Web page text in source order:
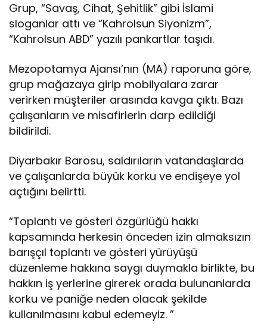
Grup, “Savaş, Cihat, Şehitlik” gibi İslami
sloganlar attı ve “Kahrolsun Siyonizm”,
“Kahrolsun ABD” yazılı pankartlar taşıdı.
Mezopotamya Ajansı’nın (MA) raporuna göre,
grup mağazaya girip mobilyalara zarar
verirken müşteriler arasında kavga çıktı. Bazı
çalışanların ve misafirlerin darp edildiği
bildirildi.
Diyarbakır Barosu, saldırıların vatandaşlarda
ve çalışanlarda büyük korku ve endişeye yol
açtığını belirtti.
“Toplantı ve gösteri özgürlüğü hakkı
kapsamında herkesin önceden izin almaksızın
barışçıl toplantı ve gösteri yürüyüşü
düzenleme hakkına saygı duymakla birlikte, bu
hakkın iş yerlerine girerek orada bulunanlarda
korku ve paniğe neden olacak şekilde
kullanılmasını kabul edemeyiz. ”